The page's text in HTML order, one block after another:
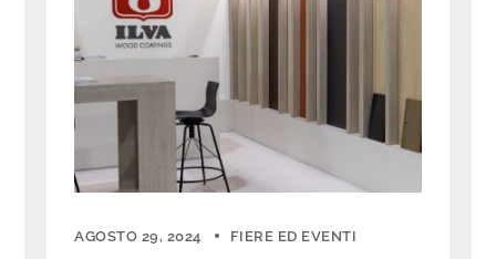
AGOSTO 29, 2024 FIERE ED EVENTI